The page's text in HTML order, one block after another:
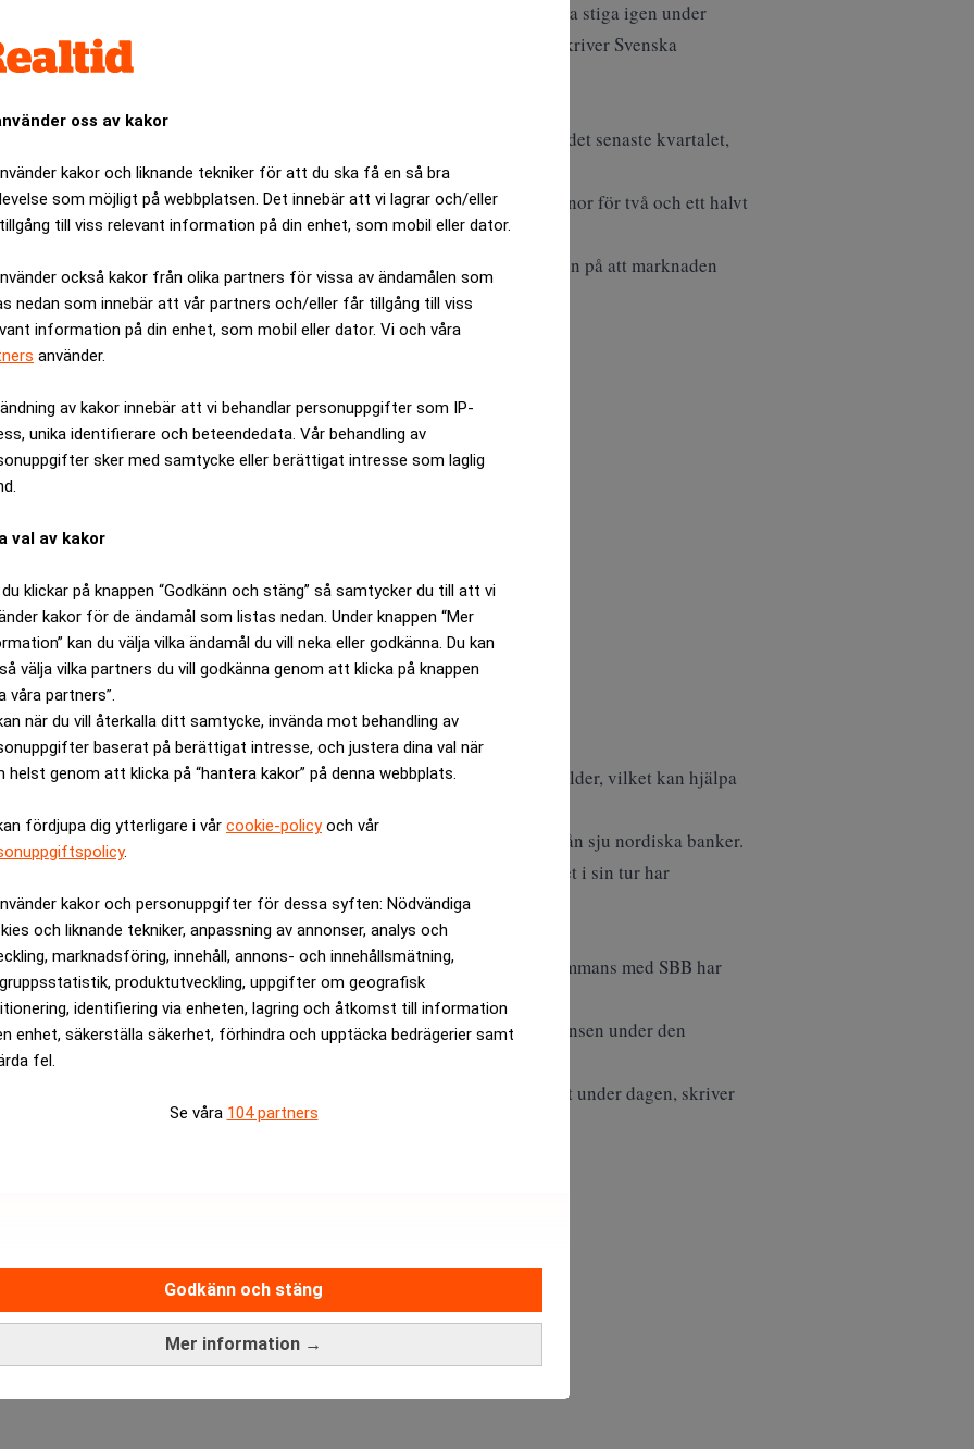
oss av kakor
kakor och liknande tekniker för att du ska få en så bra
som möjligt på webbplatsen. Det innebär att vi lagrar och/eller
till viss relevant information på din enhet, som mobil eller dator.
också kakor från olika partners för vissa av ändamålen som
nedan som innebär att vår partners och/eller får tillgång till viss
information på din enhet, som mobil eller dator. Vi och våra
använder.
av kakor innebär att vi behandlar personuppgifter som IP-
unika identifierare och beteendedata. Vår behandling av
sker med samtycke eller berättigat intresse som laglig
val av kakor
klickar på knappen “Godkänn och stäng” så samtycker du till att vi
kakor för de ändamål som listas nedan. Under knappen “Mer
kan du välja vilka ändamål du vill neka eller godkänna. Du kan
välja vilka partners du vill godkänna genom att klicka på knappen
våra partners”.
när du vill återkalla ditt samtycke, invända mot behandling av
baserat på berättigat intresse, och justera dina val när
helst genom att klicka på “hantera kakor” på denna webbplats.
fördjupa dig ytterligare i vår cookie-policyoch vår
.
kakor och personuppgifter för dessa syften: Nödvändiga
och liknande tekniker, anpassning av annonser, analys och
marknadsföring, innehåll, annons- och innehållsmätning,
produktutveckling, uppgifter om geografisk
identifiering via enheten, lagring och åtkomst till information
enhet, säkerställa säkerhet, förhindra och upptäcka bedrägerier samt
fel.
Se våra 104 partners
Mer information →
Godkänn och stäng
fastigheter kan vara över och att fastighetsvärdena till och med kan börja stiga igen under
på förväntningar om att både inflation och räntor kommer att sjunka,
skriver Svenska
fastighetsbestånd minskat ytterligare i värde, med 1,4 procent under det senaste kvartalet,
på 54,4 miljarder kronor, en dramatisk nedgång från 159 miljarder kronor för två och ett halvt
rapporterar Dagens Industri.
ändå stigit med över 20 procent hittills i år, vilket kan ses som ett tecken på att marknaden
för fastighetsbolaget.
dotterbolagen, som exempelvis Sveafastigheter, ska bära sina egna skulder, vilket kan hjälpa
procent av SBB:s totala fastighetsvärde och har nyligen säkrat nya lån från sju nordiska banker.
dessutom emitterat obligationer för 1,7 miljarder kronor, vilket i sin tur har
egna obligationsskulder genom återköp.
en serie kapitalinjektioner från långivaren Castlelake, som tillsammans med SBB har
sikt göra bolaget mer komplext, men Synnes har lovat att öka transparensen under den
delårsrapport med viss försiktighet, och aktien ökade endast marginellt under dagen, skriver
inte att lösa”. Realtid
slutet 2025 – Di. Realtid